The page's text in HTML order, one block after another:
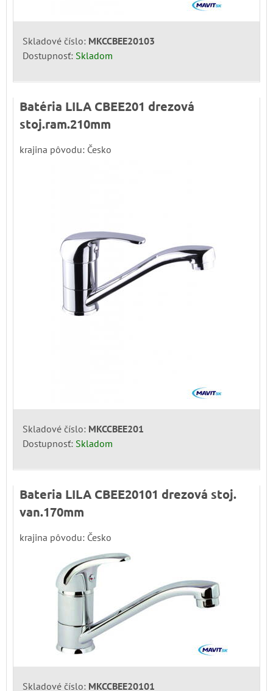
Skladové číslo: MKCCBEE20103
Dostupnosť: Skladom
Batéria LILA CBEE201 drezová
stoj.ram.210mm
krajina pôvodu: Česko
Skladové číslo: MKCCBEE201
Dostupnosť: Skladom
Bateria LILA CBEE20101 drezová stoj.
van.170mm
krajina pôvodu: Česko
Skladové číslo: MKCCBEE20101